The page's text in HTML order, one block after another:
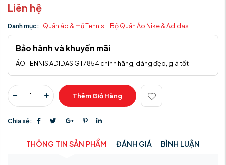
Liên hệ
Danh mục: Quần áo & mũ Tennis , Bộ Quần Áo Nike & Adidas
Bảo hành và khuyến mãi
ÁO TENNIS ADIDAS GT7854 chính hãng, dáng đẹp, giá tốt
Thêm Giỏ Hàng
Chia sẻ:
THÔNG TIN SẢN PHẨM ĐÁNH GIÁ BÌNH LUẬN